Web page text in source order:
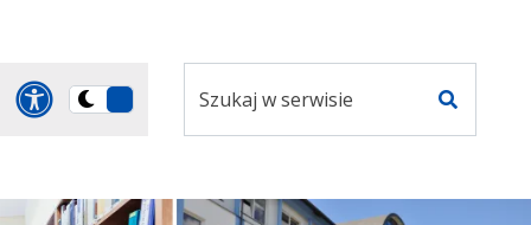
Panel dostosowania
Przełącz
serwisie